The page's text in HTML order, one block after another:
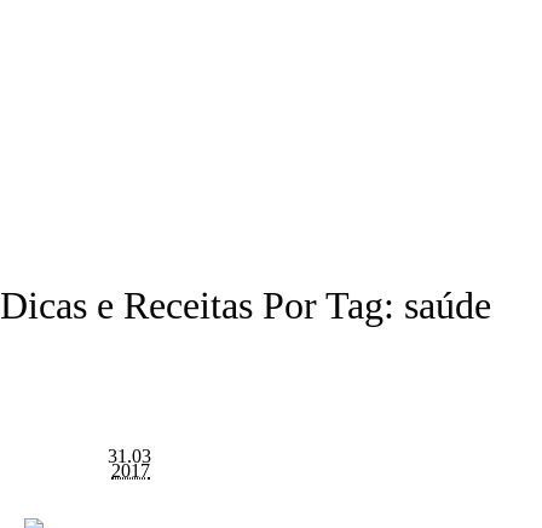
Dicas e Receitas Por Tag: saúde
31.03
2017